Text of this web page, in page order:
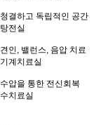
청결하고 독립적인 공간
탕전실
견인, 밸런스, 음압 치료
기계치료실
수압을 통한 전신회복
수치료실